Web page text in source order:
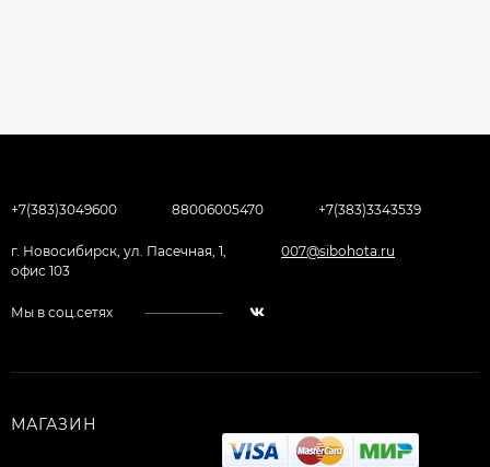
+7(383)3049600 88006005470 +7(383)3343539
г. Новосибирск, ул. Пасечная, 1,
офис 103
007@sibohota.ru
Мы в соц.сетях
МАГАЗИН